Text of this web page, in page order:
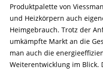
Produktpalette von
und Heizkörpern auch
Heimgebrauch. Trotz der
umkämpfte Markt an die
man auch die
Weiterentwicklung im Blick.